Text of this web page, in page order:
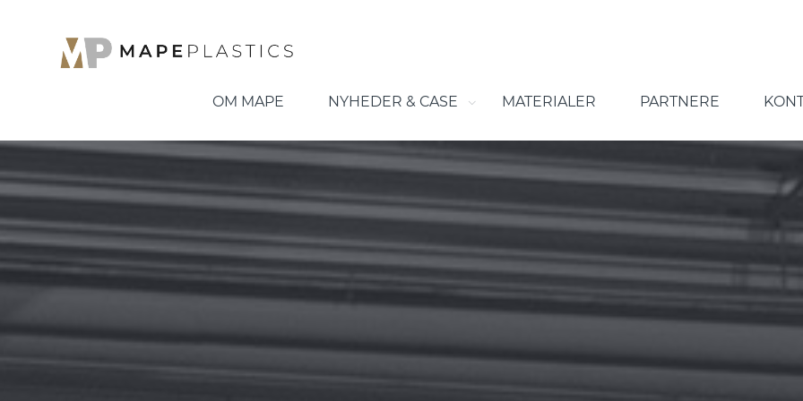
OM MAPE NYHEDER & CASE MATERIALER PARTNERE